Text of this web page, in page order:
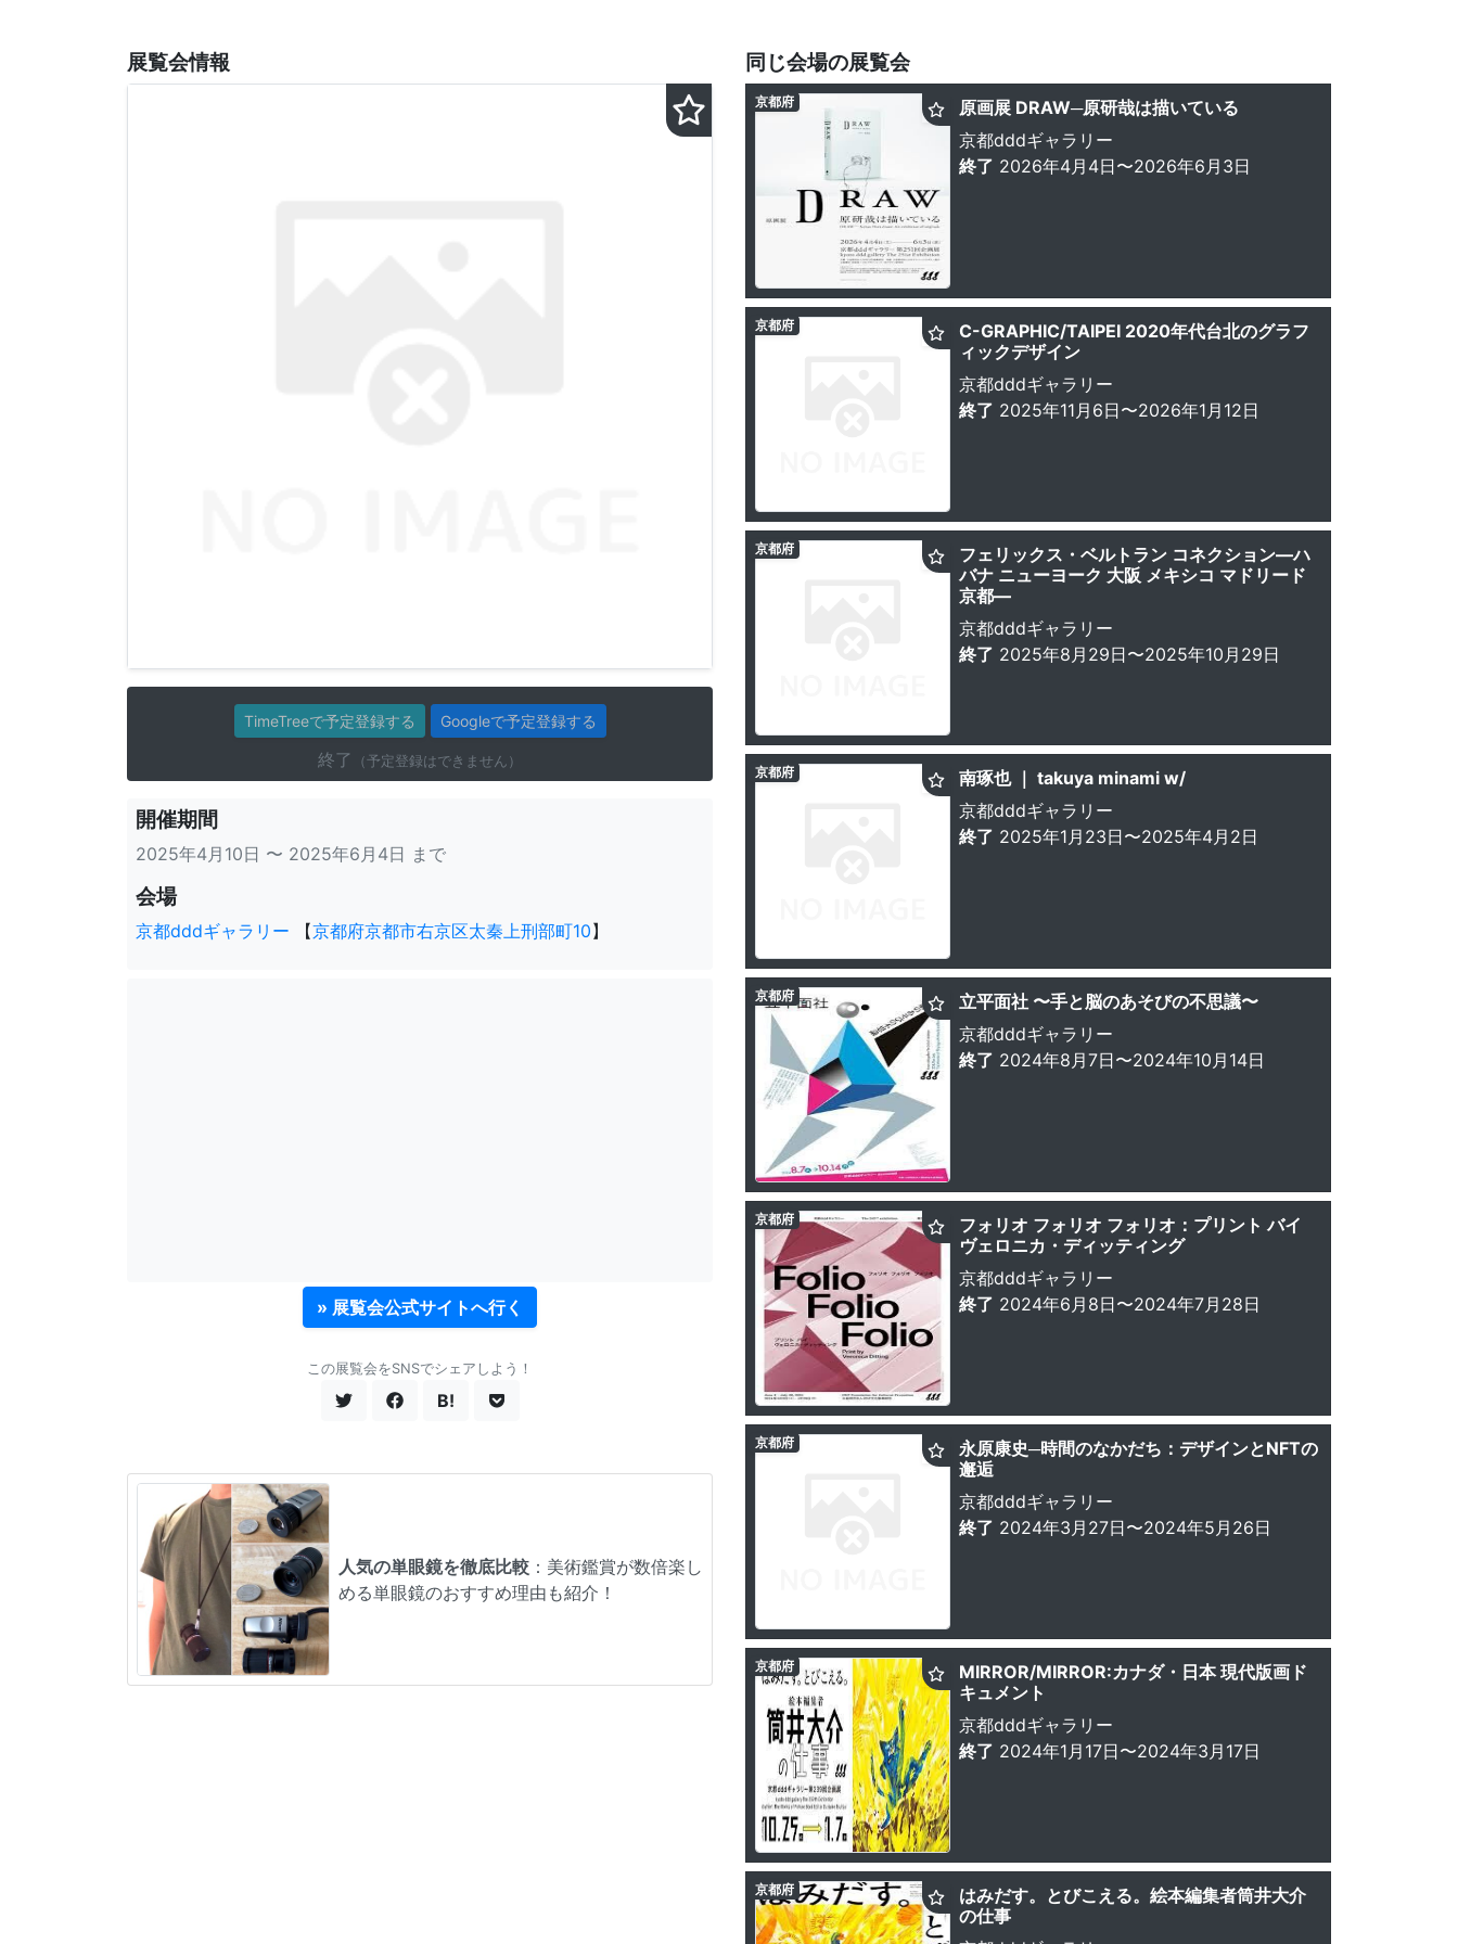
展覧会情報
TimeTreeで予定登録する Googleで予定登録する
終了 （予定登録はできません）
開催期間
2025年4月10日 〜 2025年6月4日 まで
会場
京都dddギャラリー 【京都府京都市右京区太秦上刑部町10】
» 展覧会公式サイトへ行く
この展覧会をSNSでシェアしよう！
B!
人気の単眼鏡を徹底比較 ：美術鑑賞が数倍楽し
める単眼鏡のおすすめ理由も紹介！
同じ会場の展覧会
原画展 DRAW─原研哉は描いている
京都dddギャラリー
終了 2026年4月4日〜2026年6月3日
京都府
C-GRAPHIC/TAIPEI 2020年代台北のグラフ
ィックデザイン
京都dddギャラリー
終了 2025年11月6日〜2026年1月12日
京都府
フェリックス・ベルトラン コネクション―ハ
バナ ニューヨーク 大阪 メキシコ マドリード
京都―
京都dddギャラリー
終了 2025年8月29日〜2025年10月29日
京都府
南琢也 ｜ takuya minami w/
京都dddギャラリー
終了 2025年1月23日〜2025年4月2日
京都府
立平面社 〜手と脳のあそびの不思議〜
京都dddギャラリー
終了 2024年8月7日〜2024年10月14日
京都府
フォリオ フォリオ フォリオ：プリント バイ
ヴェロニカ・ディッティング
京都dddギャラリー
終了 2024年6月8日〜2024年7月28日
京都府
永原康史─時間のなかだち：デザインとNFTの
邂逅
京都dddギャラリー
終了 2024年3月27日〜2024年5月26日
京都府
MIRROR/MIRROR:カナダ・日本 現代版画ド
キュメント
京都dddギャラリー
終了 2024年1月17日〜2024年3月17日
京都府
はみだす。とびこえる。絵本編集者筒井大介
の仕事
京都府